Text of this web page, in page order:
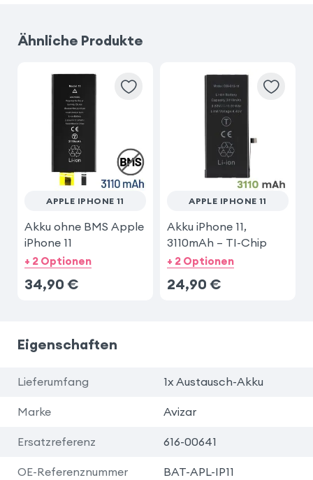
Ähnliche Produkte
APPLE IPHONE 11
Akku ohne BMS Apple
iPhone 11
+ 2 Optionen
34,90 €
APPLE IPHONE 11
Akku iPhone 11,
3110mAh – TI-Chip
+ 2 Optionen
24,90 €
Eigenschaften
Lieferumfang 1x Austausch-Akku
Marke Avizar
Ersatzreferenz 616-00641
OE-Referenznummer BAT-APL-IP11